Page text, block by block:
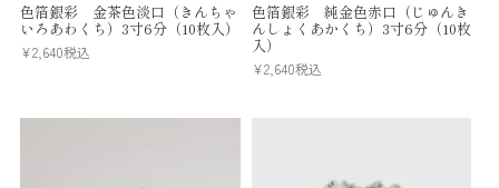
色箔銀彩 金茶色淡口（きんちゃ
いろあわくち）3寸6分（10枚入）
¥2,640税込
色箔銀彩 純金色赤口（じゅんき
んしょくあかくち）3寸6分（10枚
入）
¥2,640税込